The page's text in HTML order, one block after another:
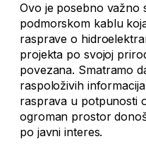
Ovo je posebno važno
podmorskom kablu
rasprave o
projekta po svojoj
povezana. Smatramo
raspoloživih
rasprava u potpunosti
ogroman prostor
po javni interes.